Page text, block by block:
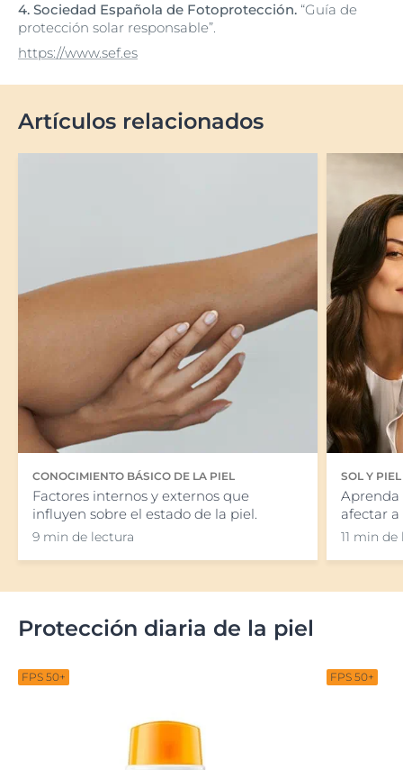
4. Sociedad Española de Fotoprotección. “Guía de
protección solar responsable”.
https://www.sef.es
Artículos relacionados
CONOCIMIENTO BÁSICO DE LA PIEL
Factores internos y externos que
influyen sobre el estado de la piel.
9 min de lectura
SOL Y PIEL
Aprenda
afectar
11 min
Protección diaria de la piel
FPS 50+ FPS 50+